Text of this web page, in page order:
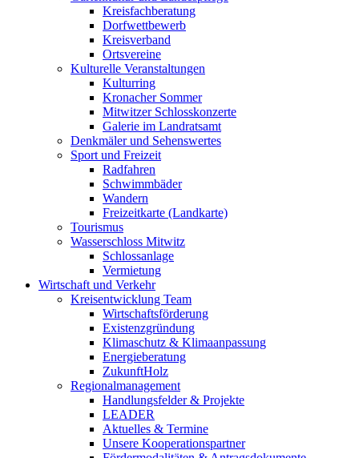
Kreisfachberatung
Dorfwettbewerb
Kreisverband
Ortsvereine
Kulturelle Veranstaltungen
Kulturring
Kronacher Sommer
Mitwitzer Schlosskonzerte
Galerie im Landratsamt
Denkmäler und Sehenswertes
Sport und Freizeit
Radfahren
Schwimmbäder
Wandern
Freizeitkarte (Landkarte)
Tourismus
Wasserschloss Mitwitz
Schlossanlage
Vermietung
Wirtschaft und Verkehr
Kreisentwicklung Team
Wirtschaftsförderung
Existenzgründung
Klimaschutz & Klimaanpassung
Energieberatung
ZukunftHolz
Regionalmanagement
Handlungsfelder & Projekte
LEADER
Aktuelles & Termine
Unsere Kooperationspartner